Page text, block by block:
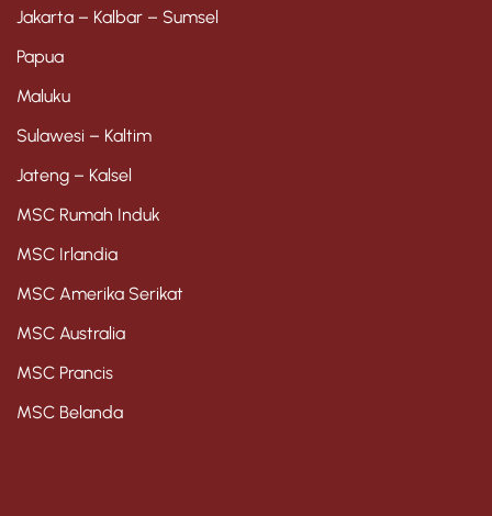
Jakarta – Kalbar – Sumsel
Papua
Maluku
Sulawesi – Kaltim
Jateng – Kalsel
MSC Rumah Induk
MSC Irlandia
MSC Amerika Serikat
MSC Australia
MSC Prancis
MSC Belanda